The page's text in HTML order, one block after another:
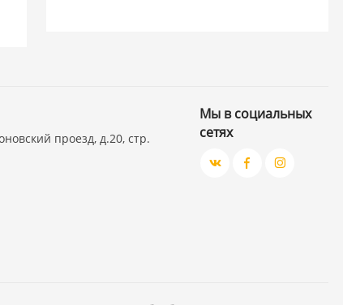
проезд, д.20, стр.
Мы в социальных
сетях